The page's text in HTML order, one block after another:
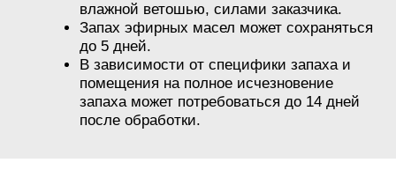
влажной ветошью, силами заказчика.
Запах эфирных масел может сохраняться
до 5 дней.
В зависимости от специфики запаха и
помещения на полное исчезновение
запаха может потребоваться до 14 дней
после обработки.